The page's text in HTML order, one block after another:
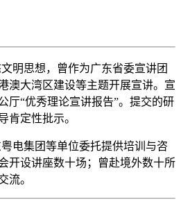
明思想，曾作为广东省委宣讲团
澳大湾区建设等主题开展宣讲。宣
厅“优秀理论宣讲报告”。提交的研
肯定性批示。
电集团等单位委托提供培训与咨
开设讲座数十场 ；
曾赴境外数十所
流。